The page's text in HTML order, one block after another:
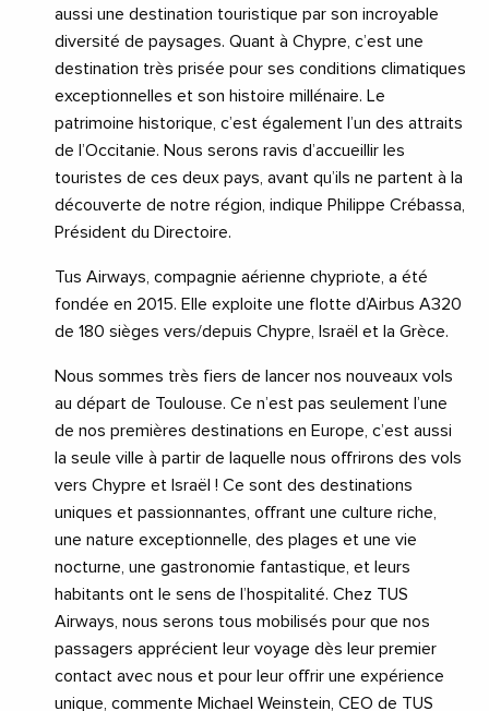
aussi une destination touristique par son incroyable
diversité de paysages. Quant à Chypre, c’est une
destination très prisée pour ses conditions climatiques
exceptionnelles et son histoire millénaire. Le
patrimoine historique, c’est également l’un des attraits
de l’Occitanie. Nous serons ravis d’accueillir les
touristes de ces deux pays, avant qu’ils ne partent à la
découverte de notre région, indique Philippe Crébassa,
Président du Directoire.
Tus Airways, compagnie aérienne chypriote, a été
fondée en 2015. Elle exploite une flotte d’Airbus A320
de 180 sièges vers/depuis Chypre, Israël et la Grèce.
Nous sommes très fiers de lancer nos nouveaux vols
au départ de Toulouse. Ce n’est pas seulement l’une
de nos premières destinations en Europe, c’est aussi
la seule ville à partir de laquelle nous offrirons des vols
vers Chypre et Israël ! Ce sont des destinations
uniques et passionnantes, offrant une culture riche,
une nature exceptionnelle, des plages et une vie
nocturne, une gastronomie fantastique, et leurs
habitants ont le sens de l’hospitalité. Chez TUS
Airways, nous serons tous mobilisés pour que nos
passagers apprécient leur voyage dès leur premier
contact avec nous et pour leur offrir une expérience
unique, commente Michael Weinstein, CEO de TUS